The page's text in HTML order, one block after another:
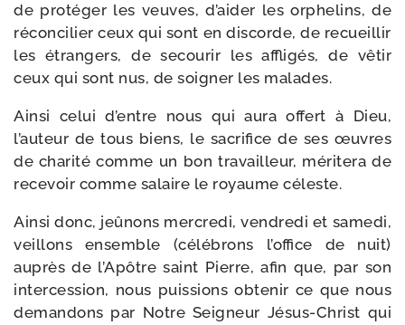
de pro­té­ger les veuves, d’aider les orphe­lins, de
récon­ci­lier ceux qui sont en dis­corde, de recueillir
les étran­gers, de secou­rir les affli­gés, de vêtir
ceux qui sont nus, de soi­gner les malades.
Ainsi celui d’entre nous qui aura offert à Dieu,
l’auteur de tous biens, le sacri­fice de ses œuvres
de cha­ri­té comme un bon tra­vailleur, méri­te­ra de
rece­voir comme salaire le royaume céleste.
Ainsi donc, jeû­nons mer­cre­di, ven­dre­di et same­di,
veillons ensemble (célé­brons l’office de nuit)
auprès de l’Apôtre saint Pierre, afin que, par son
inter­ces­sion, nous puis­sions obte­nir ce que nous
deman­dons par Notre Seigneur Jésus-​Christ qui